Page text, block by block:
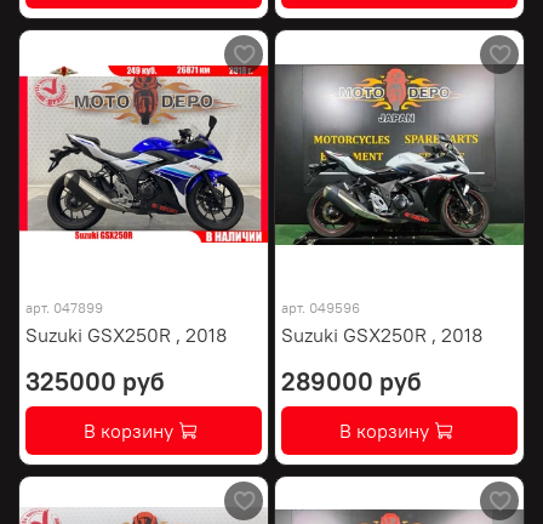
арт. 047899
Suzuki GSX250R , 2018
325000 руб
В корзину
арт. 049596
Suzuki GSX250R , 2018
289000 руб
В корзину